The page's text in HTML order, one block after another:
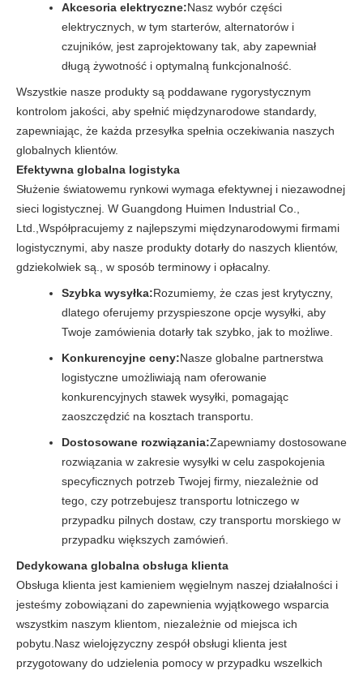
Akcesoria elektryczne:Nasz wybór części
elektrycznych, w tym starterów, alternatorów i
czujników, jest zaprojektowany tak, aby zapewniał
długą żywotność i optymalną funkcjonalność.
Wszystkie nasze produkty są poddawane rygorystycznym
kontrolom jakości, aby spełnić międzynarodowe standardy,
zapewniając, że każda przesyłka spełnia oczekiwania naszych
globalnych klientów.
Efektywna globalna logistyka
Służenie światowemu rynkowi wymaga efektywnej i niezawodnej
sieci logistycznej. W Guangdong Huimen Industrial Co.,
Ltd.,Współpracujemy z najlepszymi międzynarodowymi firmami
logistycznymi, aby nasze produkty dotarły do naszych klientów,
gdziekolwiek są., w sposób terminowy i opłacalny.
Szybka wysyłka:Rozumiemy, że czas jest krytyczny,
dlatego oferujemy przyspieszone opcje wysyłki, aby
Twoje zamówienia dotarły tak szybko, jak to możliwe.
Konkurencyjne ceny:Nasze globalne partnerstwa
logistyczne umożliwiają nam oferowanie
konkurencyjnych stawek wysyłki, pomagając
zaoszczędzić na kosztach transportu.
Dostosowane rozwiązania:Zapewniamy dostosowane
rozwiązania w zakresie wysyłki w celu zaspokojenia
specyficznych potrzeb Twojej firmy, niezależnie od
tego, czy potrzebujesz transportu lotniczego w
przypadku pilnych dostaw, czy transportu morskiego w
przypadku większych zamówień.
Dedykowana globalna obsługa klienta
Obsługa klienta jest kamieniem węgielnym naszej działalności i
jesteśmy zobowiązani do zapewnienia wyjątkowego wsparcia
wszystkim naszym klientom, niezależnie od miejsca ich
pobytu.Nasz wielojęzyczny zespół obsługi klienta jest
przygotowany do udzielenia pomocy w przypadku wszelkich